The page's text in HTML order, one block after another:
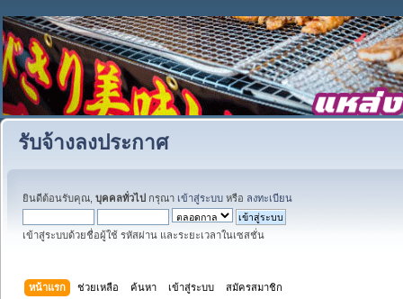
รับจ้างลงประกาศ
ยินดีต้อนรับคุณ, บุคคลทั่วไป กรุณา เข้าสู่ระบบ หรือ ลงทะเบียน
เข้าสู่ระบบด้วยชื่อผู้ใช้ รหัสผ่าน และระยะเวลาในเซสชั่น
หน้าแรก ช่วยเหลือ ค้นหา เข้าสู่ระบบ สมัครสมาชิก